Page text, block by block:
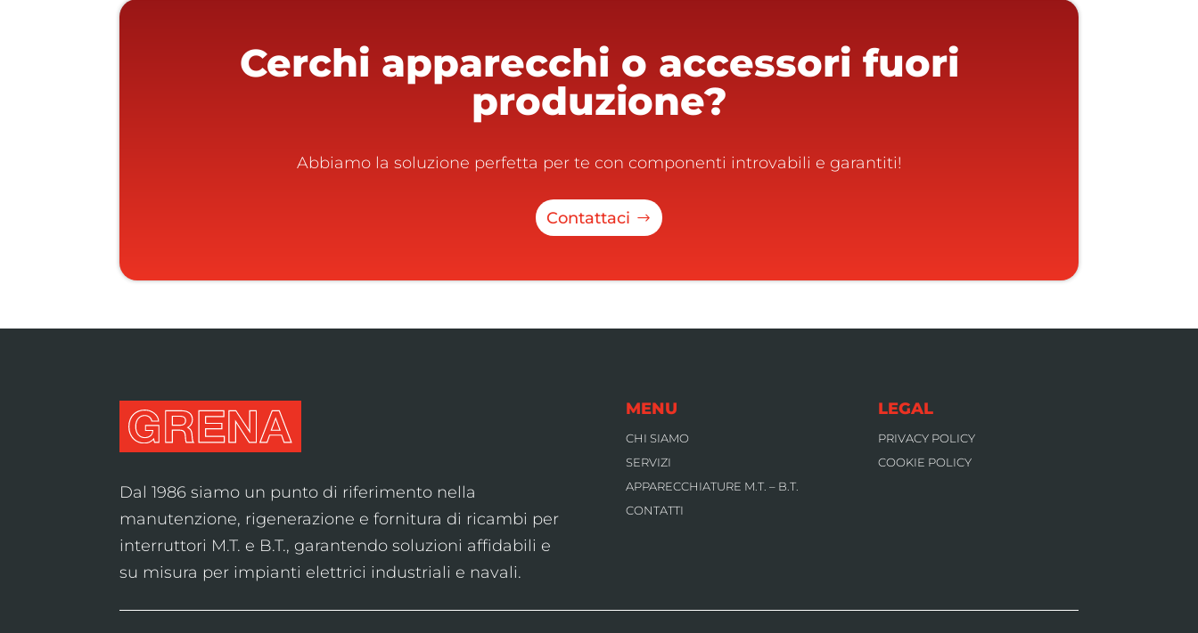
Cerchi apparecchi o accessori fuori
produzione?
Abbiamo la soluzione perfetta per te con componenti introvabili e garantiti!
Contattaci
Dal 1986 siamo un punto di riferimento nella
manutenzione, rigenerazione e fornitura di ricambi per
interruttori M.T. e B.T., garantendo soluzioni affidabili e
su misura per impianti elettrici industriali e navali.
MENU
CHI SIAMO
SERVIZI
APPARECCHIATURE M.T. – B.T.
CONTATTI
LEGAL
PRIVACY POLICY
COOKIE POLICY